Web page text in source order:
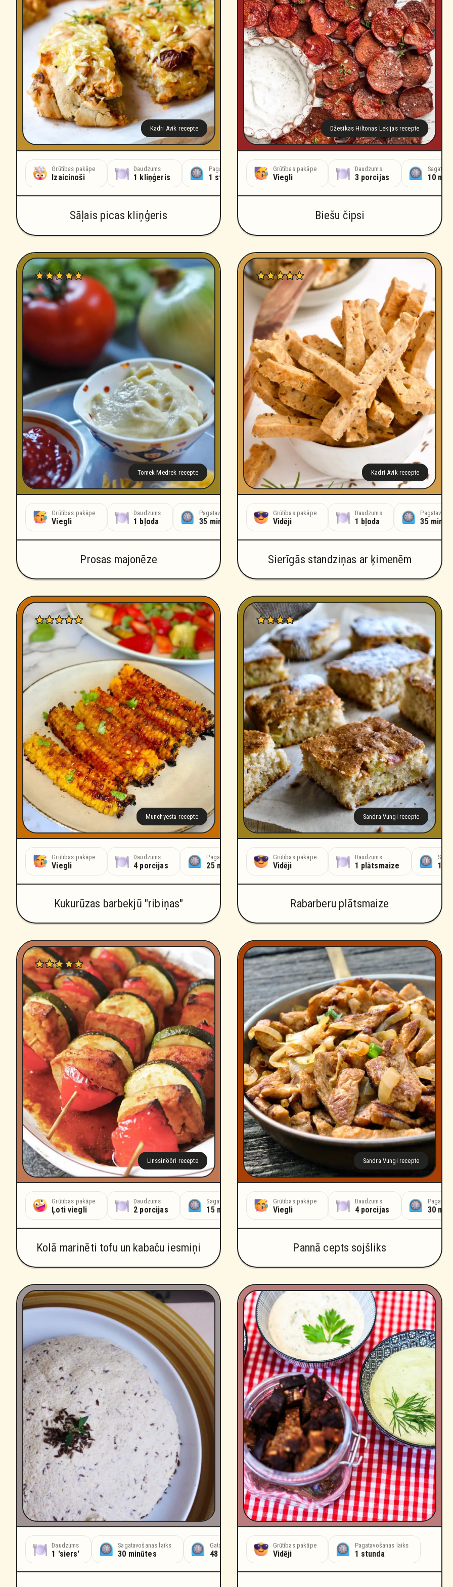
Kadri Avik recepte
Grūtības pakāpe
Izaicinoši
Daudzums
1 kliņģeris
Pagatavošanas laiks
1 stunda
Cepšanas laiks
30 minūtes
Sāļais picas kliņģeris
Džesikas Hiltonas Lekijas recepte
Grūtības pakāpe
Viegli
Daudzums
3 porcijas 10
Biešu čipsi
Tomek Medrek recepte
Grūtības pakāpe
Viegli
Daudzums
1 bļoda
Pagatavošanas laiks
35 minūtes
Prosas majonēze
Kadri Avik recepte
Grūtības pakāpe
Vidēji
Daudzums
1 bļoda 35
Sierīgās standziņas ar ķimenēm
Munchyesta recepte
Grūtības pakāpe
Viegli
Daudzums
4 porcijas
Pagatavošanas laiks
25 minūtes
Kukurūzas barbekjū "ribiņas"
Sandra Vungi recepte
Grūtības pakāpe
Vidēji
Daudzums
1 plātsmaize 15
Rabarberu plātsmaize
Linssinööri recepte
Grūtības pakāpe
Ļoti viegli
Daudzums
2 porcijas
Sagatavošanas laiks
15 minūtes
Marinēšanas laiks
Kolā marinēti tofu un kabaču iesmiņi
Sandra Vungi recepte
Grūtības pakāpe
Viegli
Daudzums
4 porcijas 30
Pannā cepts sojšliks
Daudzums
1 'siers'
Sagatavošanas laiks
30 minūtes
Gatavošanās laiks
48 stundas
Grūtības pakāpe
Vidēji
Pagatavošanas laiks
1 stunda